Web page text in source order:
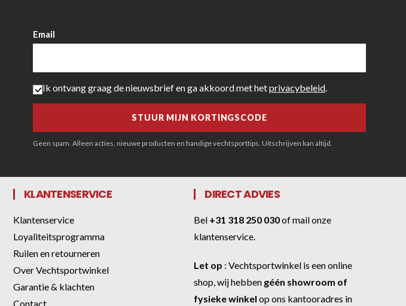
Email
Ik ontvang graag de nieuwsbrief en ga akkoord met hetprivacybeleid.
Geen spam. Alleen acties, nieuwe producten en handige vechtsporttips. Uitschrijven kan altijd.
KLANTENSERVICE
Klantenservice
Loyaliteitsprogramma
Ruilen en retourneren
Over Vechtsportwinkel
Garantie & klachten
Contact
DIRECT ADVIES
Bel +31 318 250 030ofmail onze
klantenservice
Let op :Vechtsportwinkel is een online
shop, wij hebben géén showroom of
fysieke winkel op ons kantooradres in